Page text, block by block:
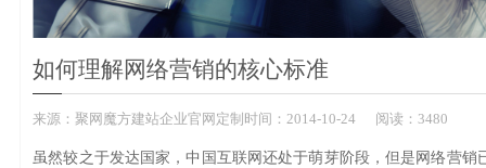
如何理解网络营销的核心标准
来源： 聚网魔方建站企业官网定制 时间：2014-10-24 阅读：3480
虽然较之于发达国家，中国互联网还处于萌芽阶段，但是网络营销